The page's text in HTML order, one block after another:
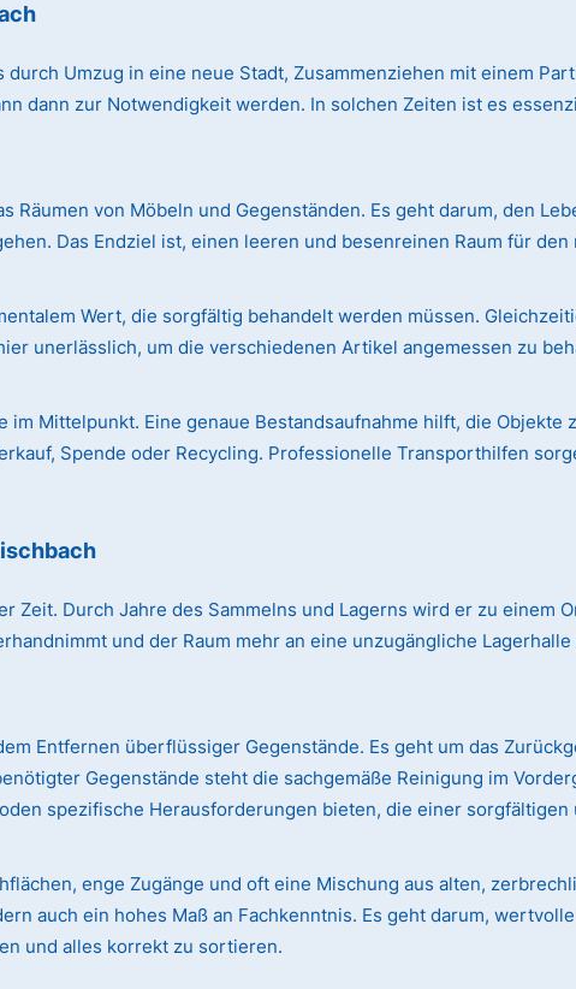
Umzug in eine neue Stadt, Zusammenziehen mit einem
dann zur Notwendigkeit werden. In solchen Zeiten ist es
Räumen von Möbeln und Gegenständen. Es geht darum, den
Das Endziel ist, einen leeren und besenreinen Raum für
Wert, die sorgfältig behandelt werden müssen.
unerlässlich, um die verschiedenen Artikel angemessen zu
im Mittelpunkt. Eine genaue Bestandsaufnahme hilft, die
Spende oder Recycling. Professionelle Transporthilfen
Zeit. Durch Jahre des Sammelns und Lagerns wird er zu einem
und der Raum mehr an eine unzugängliche
Entfernen überflüssiger Gegenstände. Es geht um das
Gegenstände steht die sachgemäße Reinigung im
spezifische Herausforderungen bieten, die einer
enge Zugänge und oft eine Mischung aus alten,
auch ein hohes Maß an Fachkenntnis. Es geht darum,
und alles korrekt zu sortieren.